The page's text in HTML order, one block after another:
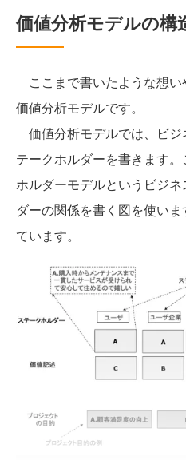
価値分析モデルの構
ここまで書いたような想い
価値分析モデルです。
価値分析モデルでは、ビ
テークホルダーを書きます
ホルダーモデルというビジ
ダーの関係を書く図を使い
ています。